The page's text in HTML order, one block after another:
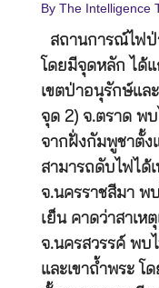
By The Intelligence
สถานการณ์ไฟ
โดยมีจุดหลัก ได้
เขตป่าอนุรักษ์แล
จุด 2) จ.ตราด พ
จากฝั่งกัมพูชาตั้ง
สามารถดับไฟได้
จ.นครราชสีมา
เย็น คาดว่าสาเห
จ.นครสวรรค์ พบ
และเขาถ้ำพระ โ